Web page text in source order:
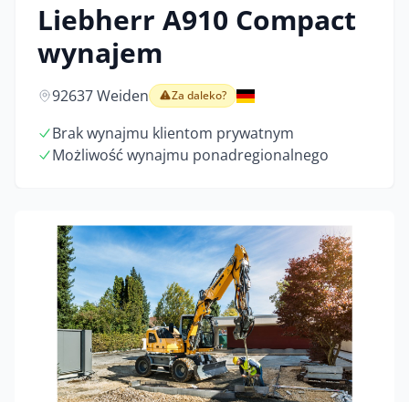
Liebherr A910 Compact
wynajem
92637 Weiden Za daleko?
Brak wynajmu klientom prywatnym
Możliwość wynajmu ponadregionalnego